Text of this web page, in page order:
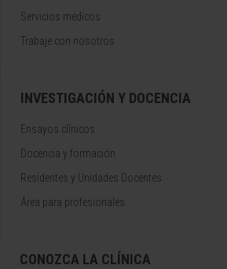
Servicios médicos
Trabaje con nosotros
INVESTIGACIÓN Y DOCENCIA
Ensayos clínicos
Docencia y formación
Residentes y Unidades Docentes
Área para profesionales
CONOZCA LA CLÍNICA